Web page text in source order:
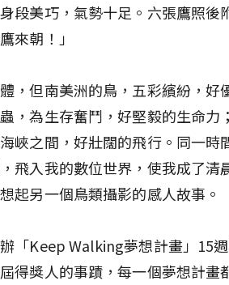
段美巧，氣勢十足。六張鷹照後
來朝！」
，但南美洲的鳥，五彩繽紛，好
，為生存奮鬥，好堅毅的生命力
峽之間，好壯闊的飛行。同一時
飛入我的數位世界，使我成了清
起另一個鳥類攝影的感人故事。
「Keep Walking夢想計畫」15週
得獎人的事蹟，每一個夢想計畫